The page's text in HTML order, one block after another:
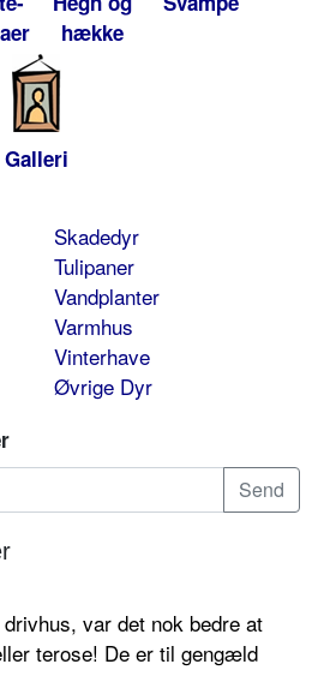
hække
Galleri
Skadedyr
Tulipaner
Vandplanter
Varmhus
Vinterhave
Øvrige Dyr
var det nok bedre at
terose! De er til gengæld